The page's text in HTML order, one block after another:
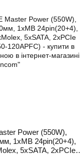
Power (550W),
1xMB 24pin(20+4),
5xSATA, 2xPCIe